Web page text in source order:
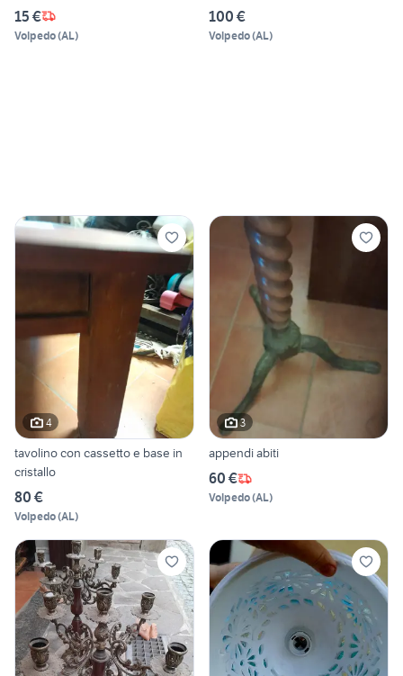
15 €
Volpedo(AL)
100 €
Volpedo(AL)
4
tavolino con cassetto e base in
cristallo
80 €
Volpedo(AL)
3
appendi abiti
60 €
Volpedo(AL)